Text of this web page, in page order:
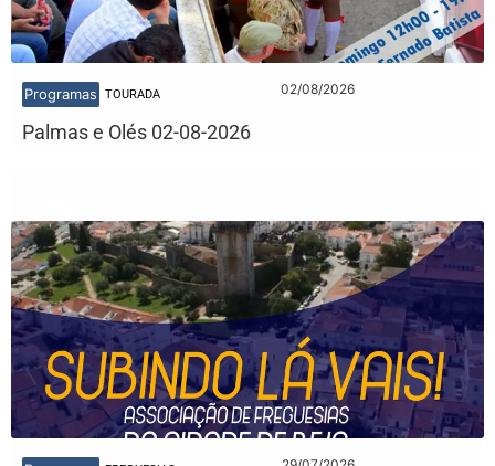
Programas TOURADA 02/08/2026
Palmas e Olés 02-08-2026